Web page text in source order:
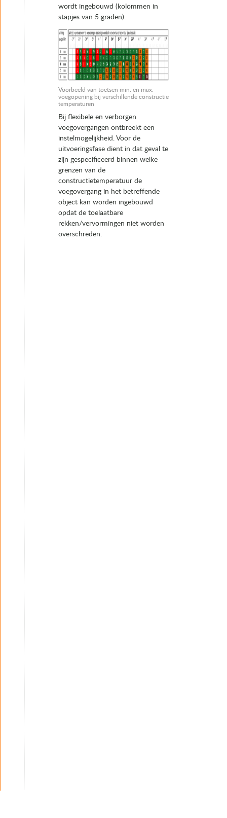
wordt ingebouwd (kolommen in
stapjes van 5 graden).
Voorbeeld van toetsen min. en max.
voegopening bij verschillende constructie
temperaturen
Bij flexibele en verborgen
voegovergangen ontbreekt een
instelmogelijkheid. Voor de
uitvoeringsfase dient in dat geval te
zijn gespecificeerd binnen welke
grenzen van de
constructietemperatuur de
voegovergang in het betreffende
object kan worden ingebouwd
opdat de toelaatbare
rekken/vervormingen niet worden
overschreden.